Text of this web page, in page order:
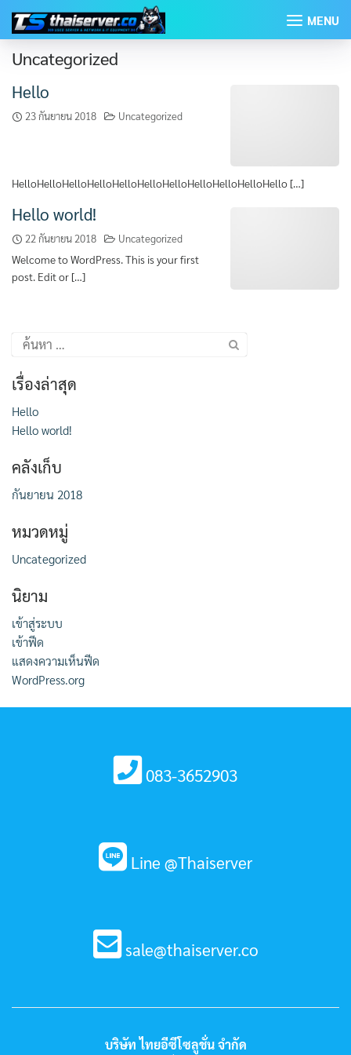
Skip
MENU
Uncategorized
Hello
23 กันยายน 2018 Uncategorized
HelloHelloHelloHelloHelloHelloHelloHelloHelloHelloHello […]
Hello world!
22 กันยายน 2018 Uncategorized
Welcome to WordPress. This is your first
post. Edit or […]
ค้นหา
สำหรับ:
เรื่องล่าสุด
Hello
Hello world!
คลังเก็บ
กันยายน 2018
หมวดหมู่
Uncategorized
นิยาม
เข้าสู่ระบบ
เข้าฟีด
แสดงความเห็นฟีด
WordPress.org
083-3652903
Line @Thaiserver
sale@thaiserver.co
บริษัท ไทยอีซีโซลูชั่น จำกัด